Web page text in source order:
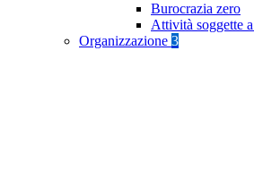
Burocrazia zero
Attività soggette
Organizzazione 3